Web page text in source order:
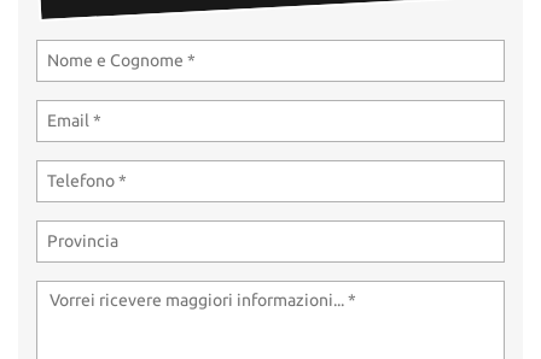
Cookie delle preferenze
Cookie per il miglioramento dell'esperienza utente